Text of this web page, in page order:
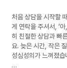
처음 상담을 시작할
게 연락을 주셔서, ‘
히 친절한 상담과 빠
요. 늦은 시간, 작은
성심성의가 느껴졌습